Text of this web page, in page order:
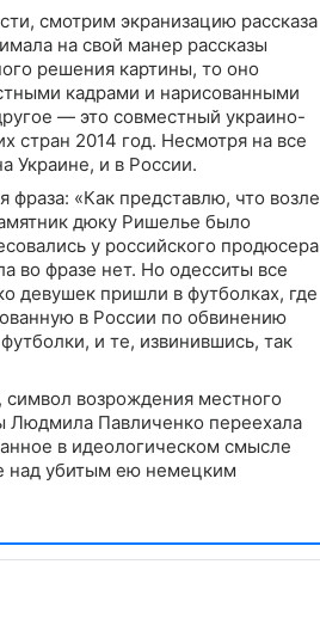
смотрим экранизацию рассказа
на свой манер рассказы
решения картины, то оно
кадрами и нарисованными
— это совместный украино-
стран 2014 год. Несмотря на все
Украине, и в России.
«Как представлю, что возле
дюку Ришелье было
у российского продюсера
во фразе нет. Но одесситы все
девушек пришли в футболках, где
в России по обвинению
и те, извинившись, так
возрождения местного
Людмила Павличенко переехала
в идеологическом смысле
над убитым ею немецким